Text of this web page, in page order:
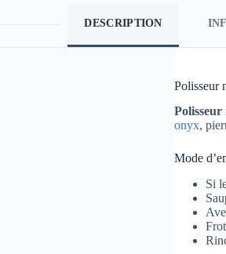
DESCRIPTION
Polisseur
onyx,
Mode
Si